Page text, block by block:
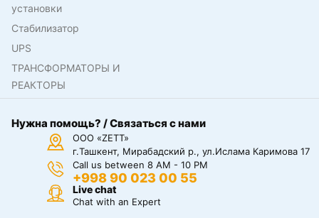
установки
Стабилизатор
UPS
ТРАНСФОРМАТОРЫ И
РЕАКТОРЫ
Нужна помощь? / Связаться с нами
ООО «ZETT»
г.Ташкент, Мирабадский р., ул.Ислама Каримова 17
Call us between 8 AM - 10 PM
+998 90 023 00 55
Live chat
Chat with an Expert